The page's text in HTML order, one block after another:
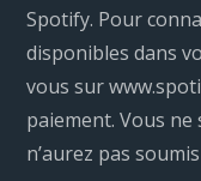
Spotify. Pour
disponibles dans
vous sur
paiement. Vous
n’aurez pas